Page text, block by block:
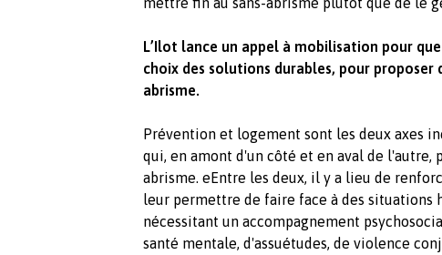
L’Ilot lance un appel à mobilisation pour
choix des solutions durables, pour proposer
abrisme.
Prévention et logement sont les deux axes
qui, en amont d'un côté et en aval de l'autre,
abrisme. eEntre les deux, il y a lieu de
leur permettre de faire face à des situations
nécessitant un accompagnement
santé mentale, d'assuétudes, de violence